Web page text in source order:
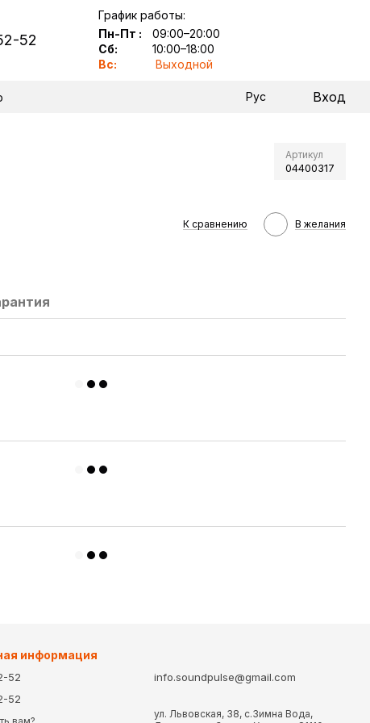
52
График работы:
Пн-Пт :
09:00–20:00
Сб:
10:00–18:00
Вс:
Выходной
Рус Вход
Артикул
04400317
К сравнению В желания
информация
52
52
info.soundpulse@gmail.com
ул. Львовская, 38, с.Зимна Вода,